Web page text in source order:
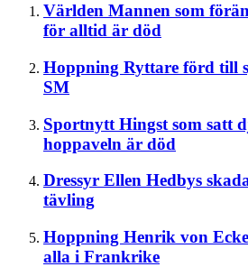
Världen Mannen som
för alltid är död
Hoppning Ryttare förd till
SM
Sportnytt Hingst som satt
hoppaveln är död
Dressyr Ellen Hedbys
tävling
Hoppning Henrik von
alla i Frankrike